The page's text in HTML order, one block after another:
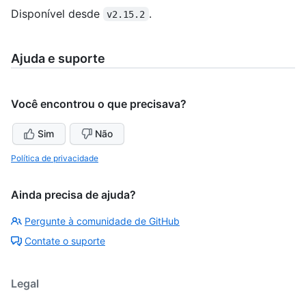
Disponível desde
v2.15.2 .
Ajuda e suporte
Você encontrou o que precisava?
Sim Não
Política de privacidade
Ainda precisa de ajuda?
Pergunte à comunidade de GitHub
Contate o suporte
Legal